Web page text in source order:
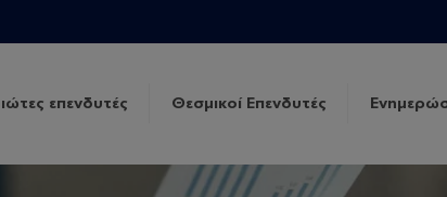
επενδυτές Θεσμικοί Επενδυτές